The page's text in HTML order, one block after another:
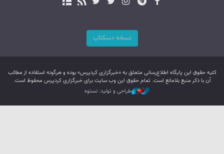
نسخه دسکتاپ
کليه حقوق اين پایگاه اطلاع‌رسانی متعلق به «خبرگزاری کردپرس» بوده و هرگونه استفاده از مطالب
آن با ذکر منبع بلامانع است. تمام حقوق این وب سایت برای خبرگزاری کردپرس محفوظ است.
طراحی و تولید: نستوه